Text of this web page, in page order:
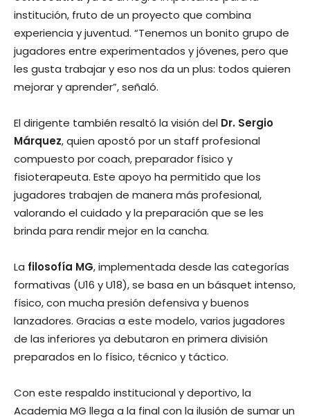
institución, fruto de un proyecto que combina
experiencia y juventud. “Tenemos un bonito grupo de
jugadores entre experimentados y jóvenes, pero que
les gusta trabajar y eso nos da un plus: todos quieren
mejorar y aprender”, señaló.
El dirigente también resaltó la visión del Dr. Sergio
Márquez, quien apostó por un staff profesional
compuesto por coach, preparador físico y
fisioterapeuta. Este apoyo ha permitido que los
jugadores trabajen de manera más profesional,
valorando el cuidado y la preparación que se les
brinda para rendir mejor en la cancha.
La filosofía MG, implementada desde las categorías
formativas (U16 y U18), se basa en un básquet intenso,
físico, con mucha presión defensiva y buenos
lanzadores. Gracias a este modelo, varios jugadores
de las inferiores ya debutaron en primera división
preparados en lo físico, técnico y táctico.
Con este respaldo institucional y deportivo, la
Academia MG llega a la final con la ilusión de sumar un